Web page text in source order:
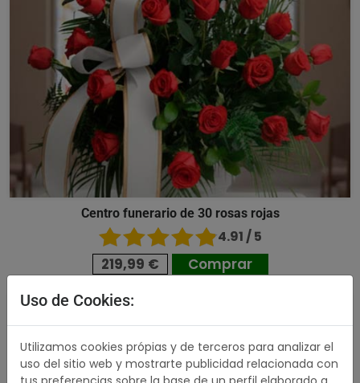
Centro funerario de 30 rosas rojas
4.91 / 5
219,99 € Comprar
532,99 €
Uso de Cookies:
Utilizamos cookies própias y de terceros para analizar el
uso del sitio web y mostrarte publicidad relacionada con